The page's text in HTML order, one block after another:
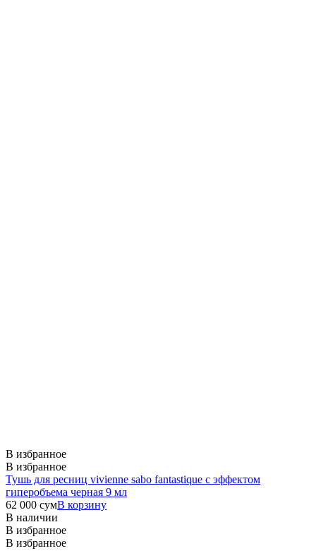
В избранное
В избранное
Тушь для ресниц vivienne sabo fantastique с эффектом
гиперобъема черная 9 мл
62 000 сумВ корзину
В наличии
В избранное
В избранное